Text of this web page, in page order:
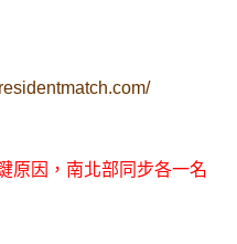
原因，南北部同步各一名